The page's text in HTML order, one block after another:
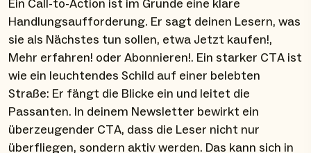
Ein Call-to-Action ist im Grunde eine klare
Handlungsaufforderung. Er sagt deinen Lesern, was
sie als Nächstes tun sollen, etwa Jetzt kaufen!,
Mehr erfahren! oder Abonnieren!. Ein starker CTA ist
wie ein leuchtendes Schild auf einer belebten
Straße: Er fängt die Blicke ein und leitet die
Passanten. In deinem Newsletter bewirkt ein
überzeugender CTA, dass die Leser nicht nur
überfliegen, sondern aktiv werden. Das kann sich in